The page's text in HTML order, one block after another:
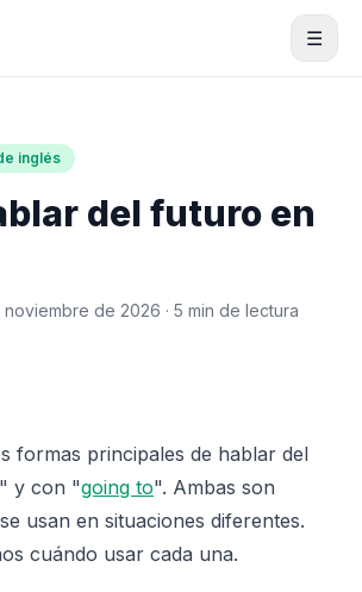
☰
inglés
del futuro en
noviembre de 2026 · 5 min de lectura
formas principales de hablar del
y con "going to". Ambas son
usan en situaciones diferentes.
cuándo usar cada una.